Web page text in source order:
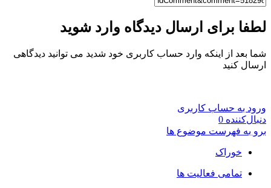
لطفا برای ارسال دیدگاه وارد شوید
شما بعد از اینکه وارد حساب کاربری خود شدید می توانید دیدگاهی
ارسال کنید
ورود به حساب کاربری
دنبال‌کننده 0
برو به فهرست موضوع ها
خوراک
تمامی فعالیت ها